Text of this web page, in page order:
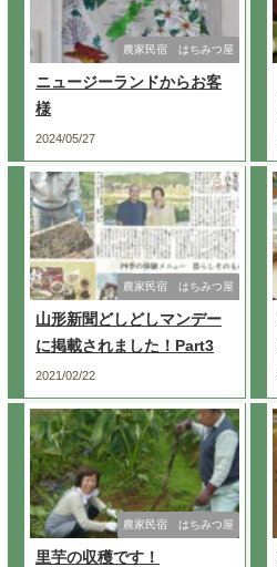
農家民宿 はちみつ屋
ニュージーランドからお客
様
2024/05/27
農家民宿 はちみつ屋
山形新聞どしどしマンデー
に掲載されました！Part3
2021/02/22
農家民宿 はちみつ屋
里芋の収穫です！